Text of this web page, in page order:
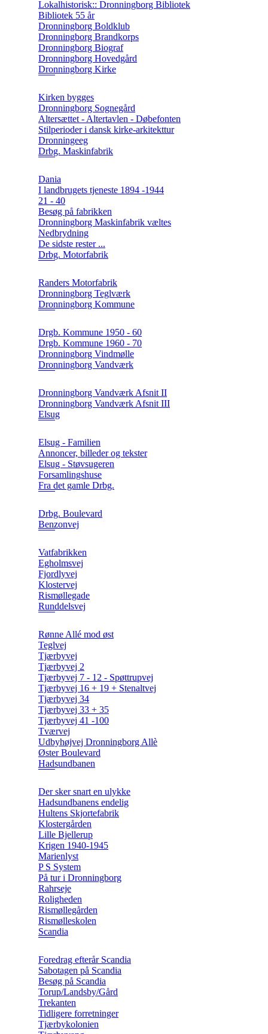
Lokalhistorisk:: Dronningborg Bibliotek
Bibliotek 55 år
Dronningborg Boldklub
Dronningborg Brandkorps
Dronningborg Biograf
Dronningborg Hovedgård
Dronningborg Kirke
Kirken bygges
Dronningborg Sognegård
Altersættet - Altertavlen - Døbefonten
Stilperioder i dansk kirke-arkitekttur
Dronningeeg
Drbg. Maskinfabrik
Dania
I landbrugets tjeneste 1894 -1944
21 - 40
Besøg på fabrikken
Dronningborg Maskinfabrik væltes
Nedbrydning
De sidste rester ...
Drbg. Motorfabrik
Randers Motorfabrik
Dronningborg Teglværk
Dronningborg Kommune
Drgb. Kommune 1950 - 60
Drgb. Kommune 1960 - 70
Dronningborg Vindmølle
Dronningborg Vandværk
Dronningborg Vandværk Afsnit II
Dronningborg Vandværk Afsnit III
Elsug
Elsug - Familien
Annoncer, billeder og tekster
Elsug - Støvsugeren
Forsamlingshuse
Fra det gamle Drbg.
Drbg. Boulevard
Benzonvej
Vatfabrikken
Egholmsvej
Fjordlyvej
Klostervej
Rismøllegade
Runddelsvej
Rønne Allé mod øst
Teglvej
Tjærbyvej
Tjærbyvej 2
Tjærbyvej 7 - 12 - Spøttrupvej
Tjærbyvej 16 + 19 + Stenaltvej
Tjærbyvej 34
Tjærbyvej 33 + 35
Tjærbyvej 41 -100
Tværvej
Udbyhøjvej Dronningborg Allè
Øster Boulevard
Hadsundbanen
Der sker snart en ulykke
Hadsundbanens endelig
Hultens Skjortefabrik
Klostergården
Lille Bjellerup
Krigen 1940-1945
Marienlyst
P S System
På tur i Dronningborg
Rahrseje
Roligheden
Rismøllegården
Rismølleskolen
Scandia
Foredrag efterår Scandia
Sabotagen på Scandia
Besøg på Scandia
Torup/Landsby/Gård
Trekanten
Tidligere forretninger
Tjærbykolonien